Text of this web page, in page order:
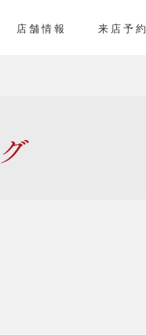
店舗情報 来店予約
スタッフブログ